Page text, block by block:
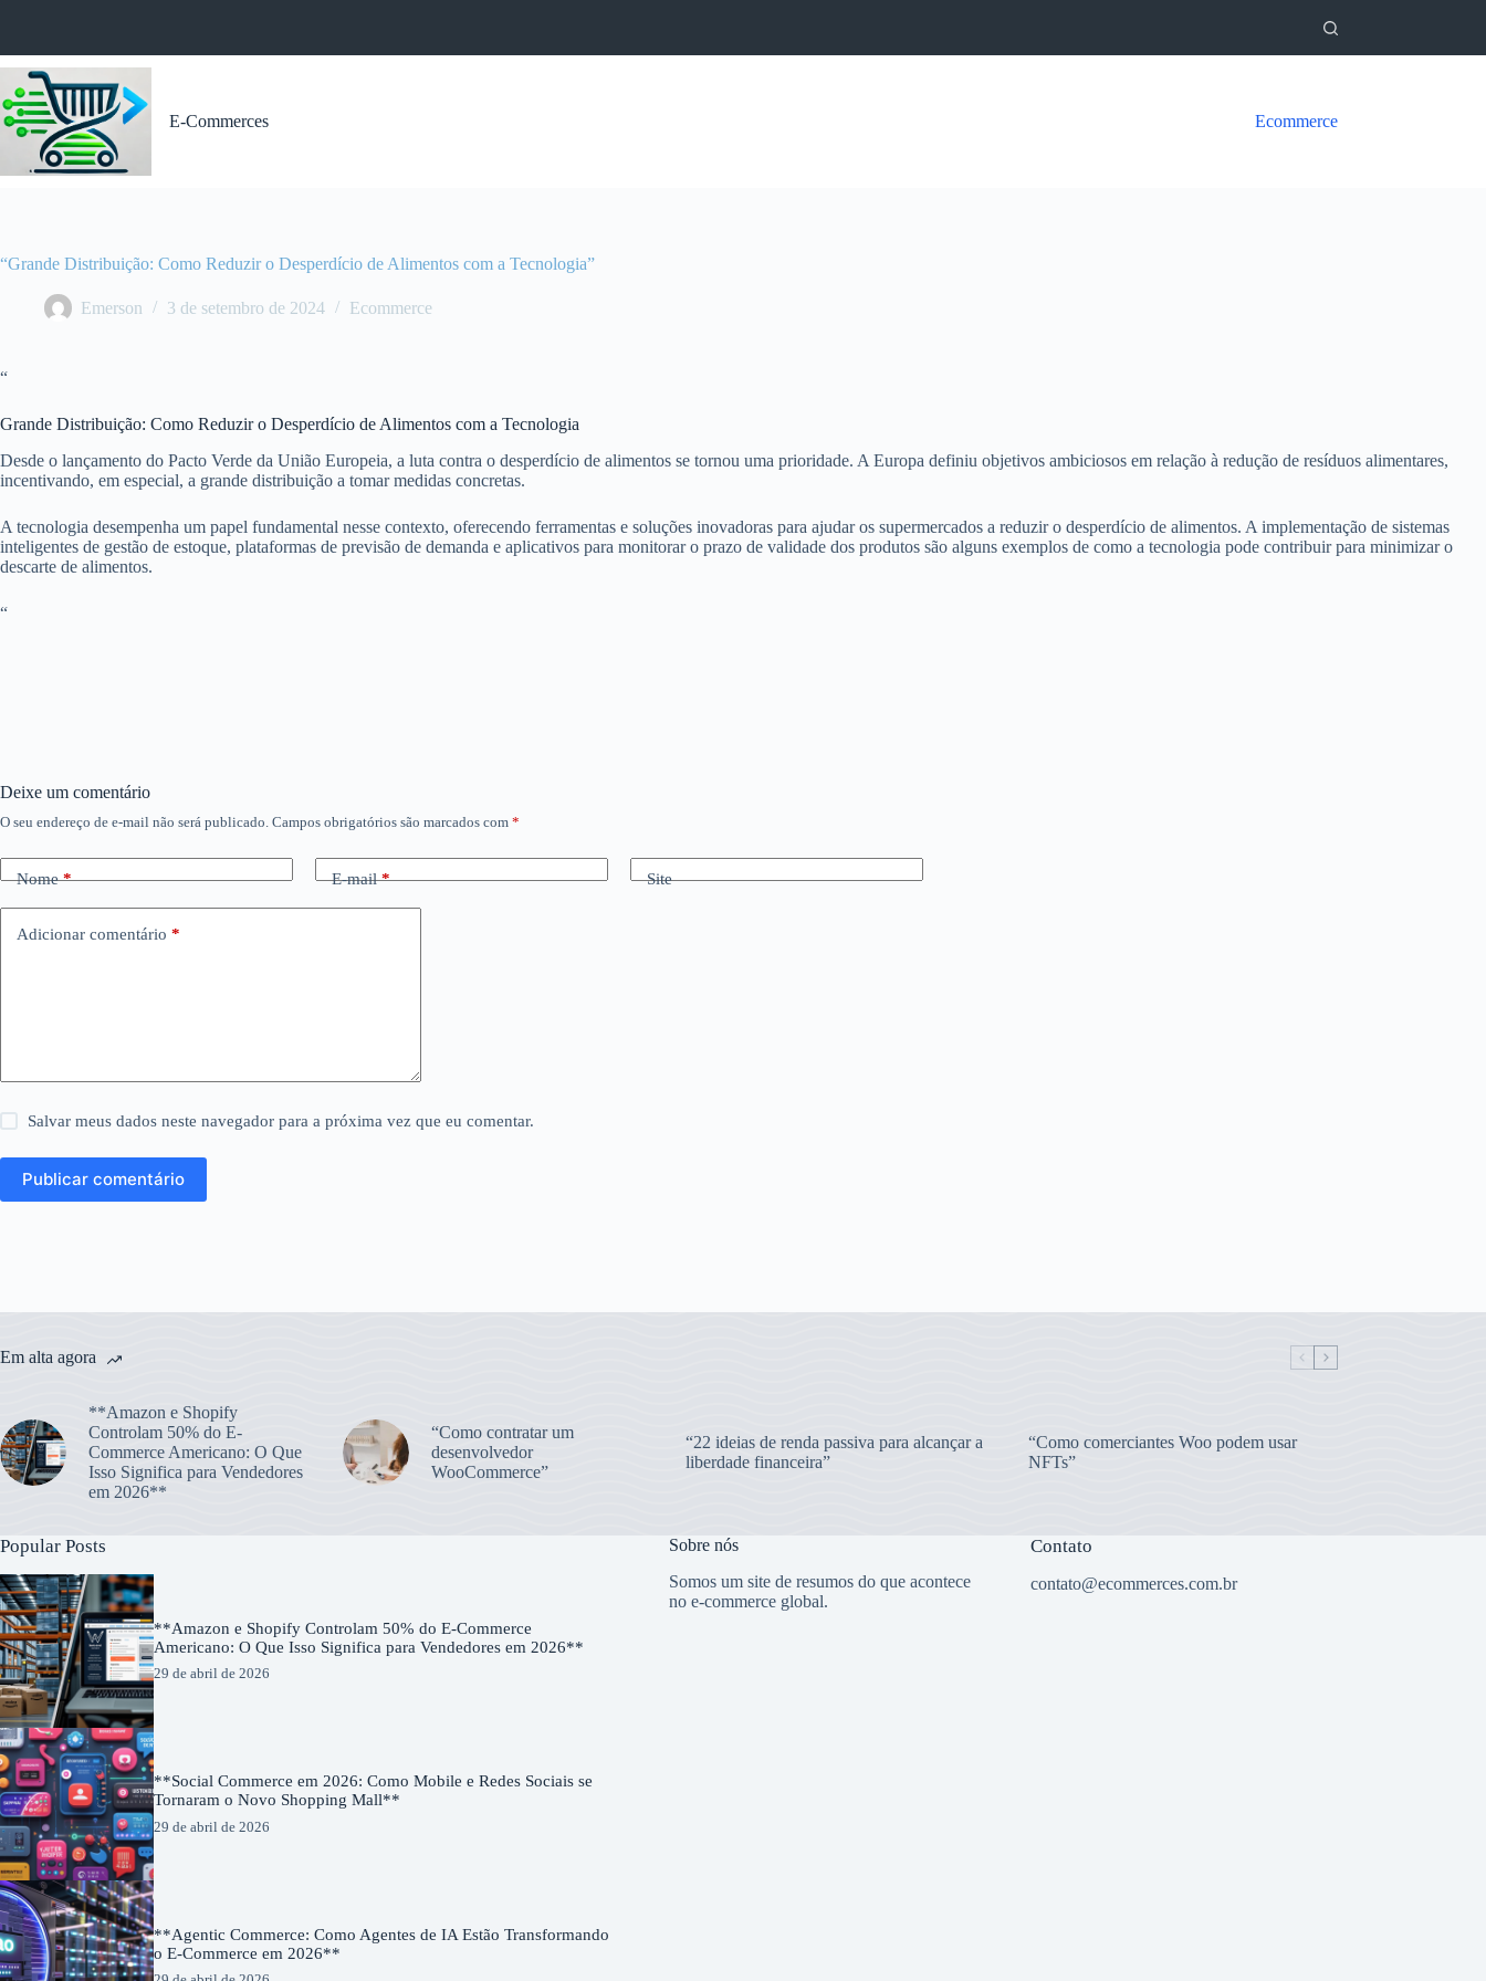
conteúdo
E-Commerces Ecommerce
“Grande Distribuição: Como Reduzir o Desperdício de Alimentos com a Tecnologia”
Emerson 3 de setembro de 2024 Ecommerce
“
Grande Distribuição: Como Reduzir o Desperdício de Alimentos com a Tecnologia
Desde o lançamento do Pacto Verde da União Europeia, a luta contra o desperdício de alimentos se tornou uma prioridade. A Europa definiu objetivos ambiciosos em relação à redução de resíduos alimentares,
incentivando, em especial, a grande distribuição a tomar medidas concretas.
A tecnologia desempenha um papel fundamental nesse contexto, oferecendo ferramentas e soluções inovadoras para ajudar os supermercados a reduzir o desperdício de alimentos. A implementação de sistemas
inteligentes de gestão de estoque, plataformas de previsão de demanda e aplicativos para monitorar o prazo de validade dos produtos são alguns exemplos de como a tecnologia pode contribuir para minimizar o
descarte de alimentos.
“
Deixe um comentário
O seu endereço de e-mail não será publicado. Campos obrigatórios são marcados com *
Nome* E-mail* Site
Adicionar comentário *
Salvar meus dados neste navegador para a próxima vez que eu comentar.
Publicar comentário
Em alta agora
**Amazon e Shopify
Controlam 50% do E-
Commerce Americano: O Que
Isso Significa para Vendedores
em 2026**
“Como contratar um
desenvolvedor
WooCommerce”
“22 ideias de renda passiva para alcançar a
liberdade financeira”
“Como comerciantes Woo podem usar
NFTs”
Popular Posts
**Amazon e Shopify Controlam 50% do E-Commerce
Americano: O Que Isso Significa para Vendedores em 2026**
29 de abril de 2026
**Social Commerce em 2026: Como Mobile e Redes Sociais se
Tornaram o Novo Shopping Mall**
29 de abril de 2026
**Agentic Commerce: Como Agentes de IA Estão Transformando
o E-Commerce em 2026**
Sobre nós
Somos um site de resumos do que acontece
no e-commerce global.
Contato
contato@ecommerces.com.br